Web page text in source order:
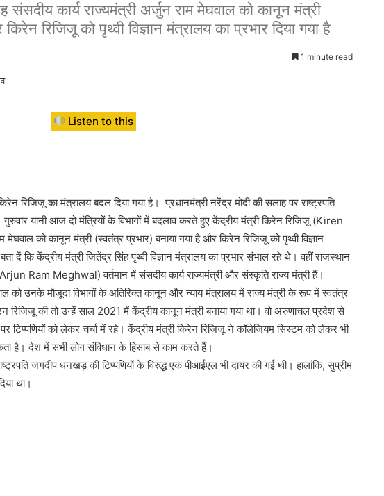
कार्य राज्यमंत्री अर्जुन राम मेघवाल को कानून मंत्री
रिजिजू को पृथ्वी विज्ञान मंत्रालय का प्रभार दिया गया है
1 minute read
Listen to this
रिजिजू का मंत्रालय बदल दिया गया है। प्रधानमंत्री नरेंद्र मोदी की सलाह पर राष्ट्रपति
गुरुवार यानी आज दो मंत्रियों के विभागों में बदलाव करते हुए केंद्रीय मंत्री किरेन रिजिजू (Kiren
को कानून मंत्री (स्वतंत्र प्रभार) बनाया गया है और किरेन रिजिजू को पृथ्वी विज्ञान
दें कि केंद्रीय मंत्री जितेंद्र सिंह पृथ्वी विज्ञान मंत्रालय का प्रभार संभाल रहे थे। वहीं राजस्थान
Ram Meghwal) वर्तमान में संसदीय कार्य राज्यमंत्री और संस्कृति राज्य मंत्री हैं।
को उनके मौजूदा विभागों के अतिरिक्त कानून और न्याय मंत्रालय में राज्य मंत्री के रूप में स्वतंत्र
रिजिजू की तो उन्हें साल 2021 में केंद्रीय कानून मंत्री बनाया गया था। वो अरुणाचल प्रदेश से
को लेकर चर्चा में रहे। केंद्रीय मंत्री किरेन रिजिजू ने कॉलेजियम सिस्‍टम को लेकर भी
है। देश में सभी लोग संविधान के हिसाब से काम करते हैं।
जगदीप धनखड़ की टिप्पणियों के विरुद्ध एक पीआईएल भी दायर की गई थी। हालांकि, सुप्रीम
था।